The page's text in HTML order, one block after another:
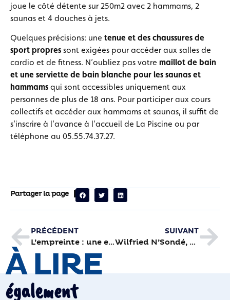
joue le côté détente sur 250m2 avec 2 hammams, 2
saunas et 4 douches à jets.
Quelques précisions: une tenue et des chaussures de
sport propres sont exigées pour accéder aux salles de
cardio et de fitness. N’oubliez pas votre maillot de bain
et une serviette de bain blanche pour les saunas et
hammams qui sont accessibles uniquement aux
personnes de plus de 18 ans. Pour participer aux cours
collectifs et accéder aux hammams et saunas, il suffit de
s’inscrire à l’avance à l’accueil de La Piscine ou par
téléphone au 05.55.74.37.27.
Partager la page
PRÉCÉDENT
L’empreinte : une entrée en scène réussie
SUIVANT
Wilfried N’Sondé, Prix des lecteurs de la Ville de Brive-Suez
À LIRE
également